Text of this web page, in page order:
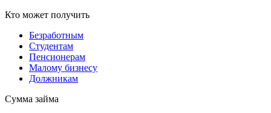
Кто может получить
Безработным
Студентам
Пенсионерам
Малому бизнесу
Должникам
Сумма займа